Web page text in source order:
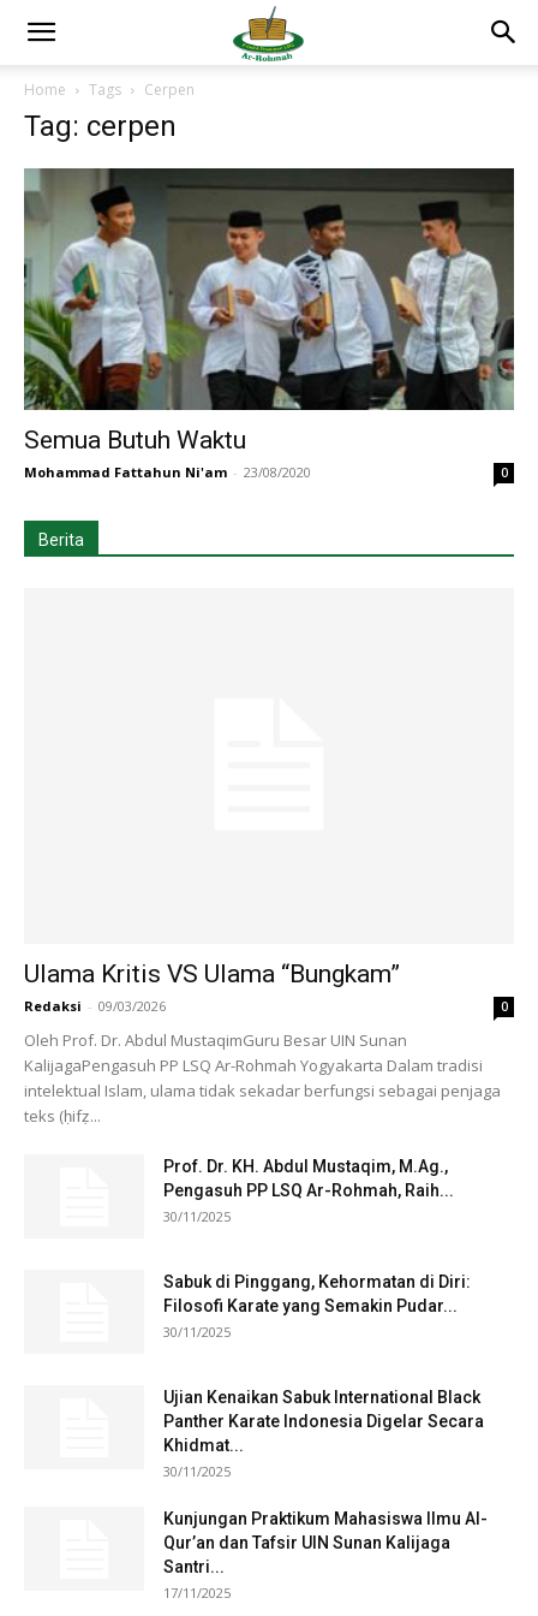
Home Tags Cerpen
Tag: cerpen
Semua Butuh Waktu
Mohammad Fattahun Ni'am - 23/08/2020 0
Berita
Ulama Kritis VS Ulama “Bungkam”
Redaksi - 09/03/2026 0
Oleh Prof. Dr. Abdul MustaqimGuru Besar UIN Sunan
KalijagaPengasuh PP LSQ Ar-Rohmah Yogyakarta Dalam tradisi
intelektual Islam, ulama tidak sekadar berfungsi sebagai penjaga
teks (ḥifẓ...
Prof. Dr. KH. Abdul Mustaqim, M.Ag.,
Pengasuh PP LSQ Ar-Rohmah, Raih...
30/11/2025
Sabuk di Pinggang, Kehormatan di Diri:
Filosofi Karate yang Semakin Pudar...
30/11/2025
Ujian Kenaikan Sabuk International Black
Panther Karate Indonesia Digelar Secara
Khidmat...
30/11/2025
Kunjungan Praktikum Mahasiswa Ilmu Al-
Qur’an dan Tafsir UIN Sunan Kalijaga
Santri...
17/11/2025